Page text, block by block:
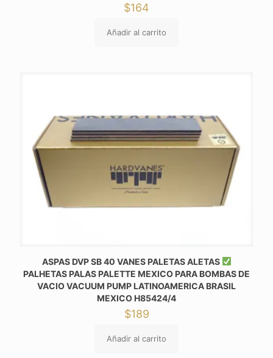
$164
Añadir al carrito
ASPAS DVP SB 40 VANES PALETAS ALETAS
PALHETAS PALAS PALETTE MEXICO PARA BOMBAS DE
VACIO VACUUM PUMP LATINOAMERICA BRASIL
MEXICO H85424/4
$189
Añadir al carrito